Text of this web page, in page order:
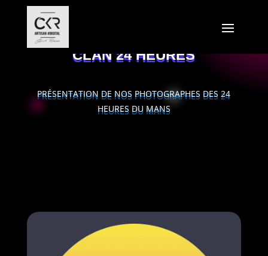
CLAN 24 HEURES
PRÉSENTATION DE NOS PHOTOGRAPHES DES 24
HEURES DU MANS